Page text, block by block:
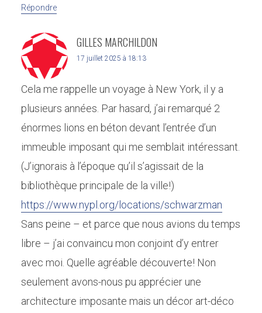
Répondre
GILLES MARCHILDON
17 juillet 2025 à 18:13
Cela me rappelle un voyage à New York, il y a
plusieurs années. Par hasard, j’ai remarqué 2
énormes lions en béton devant l’entrée d’un
immeuble imposant qui me semblait intéressant.
(J’ignorais à l’époque qu’il s’agissait de la
bibliothèque principale de la ville!)
https://www.nypl.org/locations/schwarzman
Sans peine – et parce que nous avions du temps
libre – j’ai convaincu mon conjoint d’y entrer
avec moi. Quelle agréable découverte! Non
seulement avons-nous pu apprécier une
architecture imposante mais un décor art-déco